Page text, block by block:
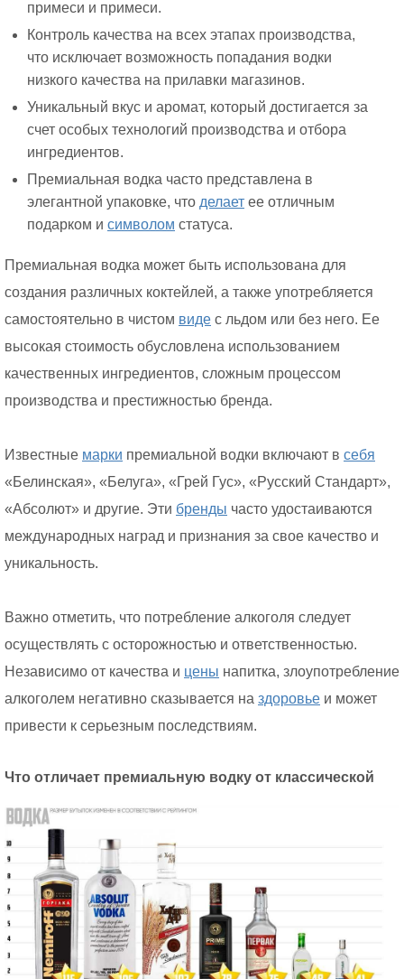
примеси и примеси.
Контроль качества на всех этапах производства,
что исключает возможность попадания водки
низкого качества на прилавки магазинов.
Уникальный вкус и аромат, который достигается за
счет особых технологий производства и отбора
ингредиентов.
Премиальная водка часто представлена в
элегантной упаковке, что делает ее отличным
подарком и символом статуса.
Премиальная водка может быть использована для
создания различных коктейлей, а также употребляется
самостоятельно в чистом виде с льдом или без него. Ее
высокая стоимость обусловлена использованием
качественных ингредиентов, сложным процессом
производства и престижностью бренда.
Известные марки премиальной водки включают в себя
«Белинская», «Белуга», «Грей Гус», «Русский Стандарт»,
«Абсолют» и другие. Эти бренды часто удостаиваются
международных наград и признания за свое качество и
уникальность.
Важно отметить, что потребление алкоголя следует
осуществлять с осторожностью и ответственностью.
Независимо от качества и цены напитка, злоупотребление
алкоголем негативно сказывается на здоровье и может
привести к серьезным последствиям.
Что отличает премиальную водку от классической